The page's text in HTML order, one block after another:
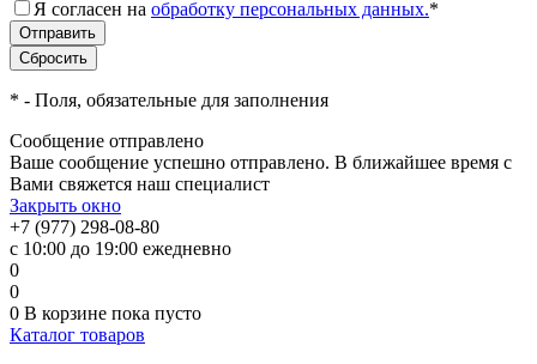
Я согласен на обработку персональных данных.*
* - Поля, обязательные для заполнения
Сообщение отправлено
Ваше сообщение успешно отправлено. В ближайшее время с
Вами свяжется наш специалист
Закрыть окно
+7 (977) 298-08-80
с 10:00 до 19:00 ежедневно
0
0
0 В корзине пока пусто
Каталог товаров